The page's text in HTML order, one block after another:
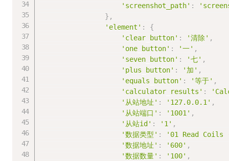
'screenshot_path' :
} ,
'element' :
{
'clear_button' : '清除' ,
'one_button' : '一' ,
'seven_button' : '七' ,
'plus_button' : '加' ,
'equals_button' : '等于' ,
'calculator_results' :
'从站地址' : '127.0.0.1' ,
'从站端口' : '1001' ,
'从站id' : '1' ,
'数据类型' :
'01 Read
'数据地址' : '600' ,
'数据数量' : '100' ,